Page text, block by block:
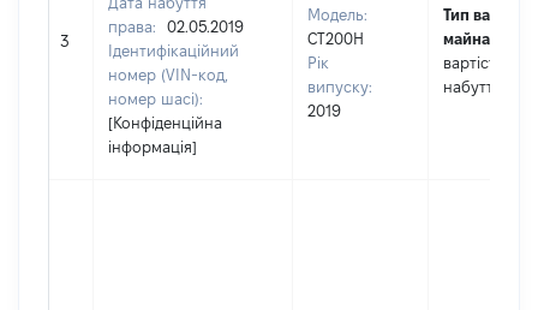
3
права:
02.05.2019
Ідентифікаційний
номер (VIN-код,
номер шасі):
[Конфіденційна
інформація]
Модель:
CT200H
Рік
випуску:
2019
Тип вартості
майна:
вартість на
набуття